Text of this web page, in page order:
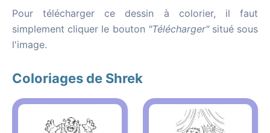
Pour télécharger ce dessin à colorier, il faut
simplement cliquer le bouton "Télécharger"situé sous
l'image.
Coloriages de Shrek